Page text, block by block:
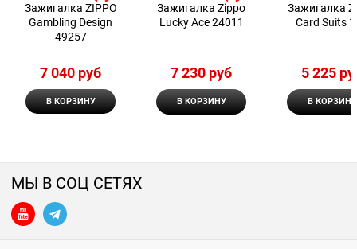
Зажигалка ZIPPO
Gambling Design
49257
7 040 руб
В КОРЗИНУ
Зажигалка Zippo
Lucky Ace 24011
7 230 руб
В КОРЗИНУ
Зажигалка
Card Suits
5 225
В КОРЗИНУ
МЫ В СОЦ СЕТЯХ